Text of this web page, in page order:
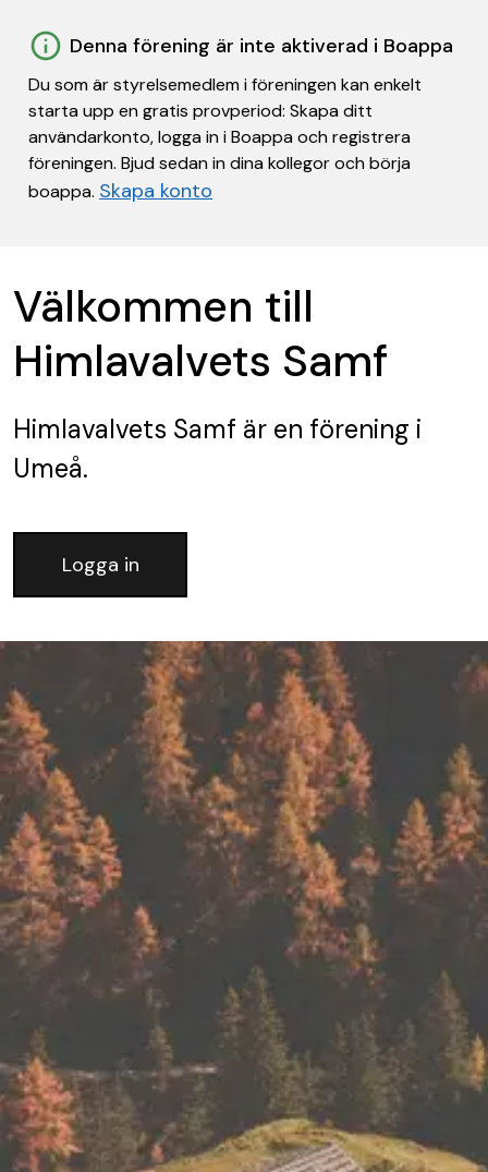
Denna förening är inte aktiverad i Boappa
Du som är styrelsemedlem i föreningen kan enkelt
starta upp en gratis provperiod: Skapa ditt
användarkonto, logga in i Boappa och registrera
föreningen. Bjud sedan in dina kollegor och börja
boappa. Skapa konto
Välkommen till
Himlavalvets Samf
Himlavalvets Samf är en förening i
Umeå.
Logga in